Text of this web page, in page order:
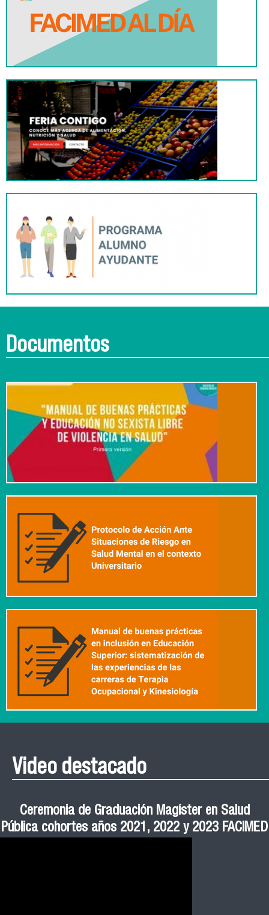
Documentos
Video destacado
Manual de Buenas de Prácticas y Educación no
Sexista Libre de Violencia en Salud
Roberto Vera invita a la III Jornada de Neurociencia
e Inteligencia Artificial 2025
Jornadas puertas abiertas CESIC
Ceremonia de Graduación Magíster en Salud
Pública cohortes años 2021, 2022 y 2023 FACIMED
Esteban Aedo: “El uso de tecnología en el deporte
tiene directa relación con la inversión económica”